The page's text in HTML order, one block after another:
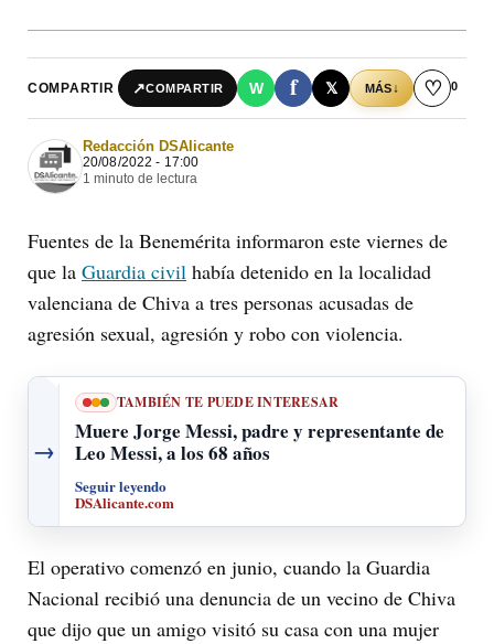
COMPARTIR ↗COMPARTIR W f 𝕏 MÁS↓ ♡ 0
Redacción DSAlicante
20/08/2022 - 17:00
1 minuto de lectura
Fuentes de la Benemérita informaron este viernes de
que la Guardia civil había detenido en la localidad
valenciana de Chiva a tres personas acusadas de
agresión sexual, agresión y robo con violencia.
→
TAMBIÉN TE PUEDE INTERESAR
Muere Jorge Messi, padre y representante de
Leo Messi, a los 68 años
Seguir leyendo
DSAlicante.com
El operativo comenzó en junio, cuando la Guardia
Nacional recibió una denuncia de un vecino de Chiva
que dijo que un amigo visitó su casa con una mujer